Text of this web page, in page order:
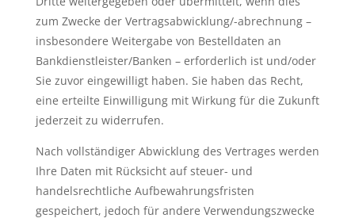
zum Zwecke der Vertragsabwicklung/-abrechnung –
insbesondere Weitergabe von Bestelldaten an
Bankdienstleister/Banken – erforderlich ist und/oder
Sie zuvor eingewilligt haben. Sie haben das Recht,
eine erteilte Einwilligung mit Wirkung für die Zukunft
jederzeit zu widerrufen.
Nach vollständiger Abwicklung des Vertrages werden
Ihre Daten mit Rücksicht auf steuer- und
handelsrechtliche Aufbewahrungsfristen
gespeichert, jedoch für andere Verwendungszwecke